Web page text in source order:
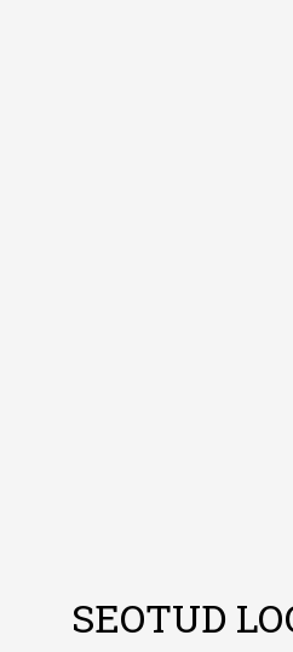
SEOTUD